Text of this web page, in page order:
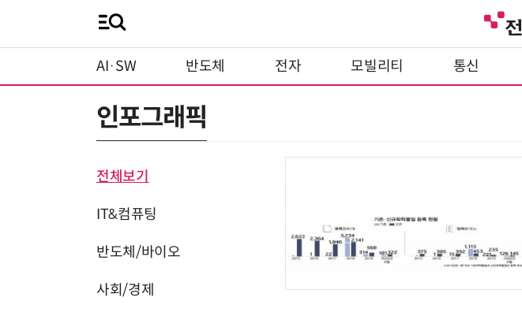
AI·SW 반도체 전자 모빌리티 통신
인포그래픽
전체보기
IT&컴퓨팅
반도체/바이오
사회/경제